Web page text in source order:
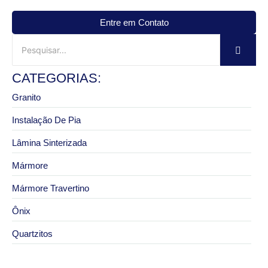
Entre em Contato
CATEGORIAS:
Granito
Instalação De Pia
Lâmina Sinterizada
Mármore
Mármore Travertino
Ônix
Quartzitos